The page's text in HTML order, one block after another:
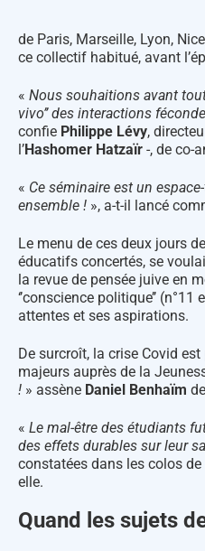
de Paris, Marseille, Lyon,
ce collectif habitué, avant
« Nous souhaitions avant
vivo’’ des interactions
confie Philippe Lévy,
l’Hashomer Hatzaïr -, de co-
« Ce séminaire est un
ensemble ! », a-t-il lancé
Le menu de ces deux jours
éducatifs concertés, se
la revue de pensée juive en
‘’conscience politique’’
attentes et ses aspirations.
De surcroît, la crise Covid
majeurs auprès de la
! » assène Daniel Benhaïm
« Le mal-être des étudiants
des effets durables sur leur
constatées dans les colos
elle.
Quand les sujets